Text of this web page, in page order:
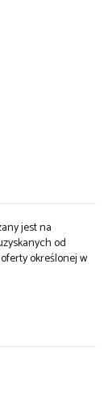
jest na
od
określonej w